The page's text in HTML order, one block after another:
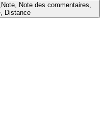
Note des commentaires,
Distance